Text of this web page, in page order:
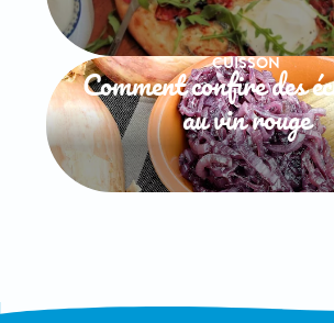
CUISSON
Comment confire des
au vin rouge